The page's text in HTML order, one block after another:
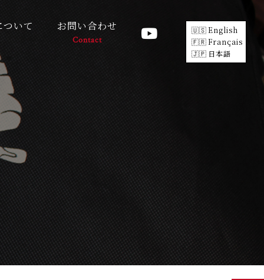
いて お問い合わせ
Contact
English
Français
日本語